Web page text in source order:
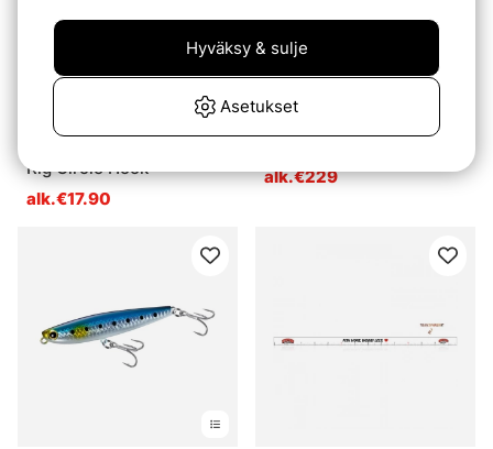
5.0 5:sta tähdestä
Rig Circle Hook
alk.€17.90
Arvio:
alk.€229
Asetukset
Hyväksy & sulje